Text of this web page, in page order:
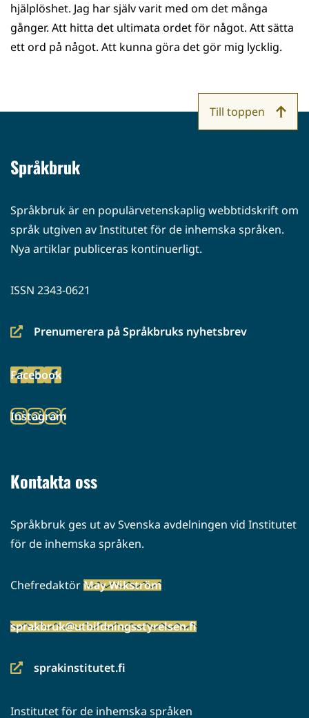
hjälplöshet. Jag har själv varit med om det många
gånger. Att hitta det ultimata ordet för något. Att sätta
ett ord på något. Att kunna göra det gör mig lycklig.
Språkbruk
Språkbruk är en populärvetenskaplig webbtidskrift om
språk utgiven av Institutet för de inhemska språken.
Nya artiklar publiceras kontinuerligt.
ISSN 2343-0621
Prenumerera på Språkbruks nyhetsbrev
(siirryt
palveluun)
Facebook
(siirryt
palveluun)
Instagram
(siirryt
Kontakta oss
Språkbruk ges ut av Svenska avdelningen vid Institutet
för de inhemska språken.
ChefredaktörMay Wikström
sprakbruk@utbildningsstyrelsen.fi
sprakinstitutet.fi
(siirryt
palveluun)
Institutet för de inhemska språken
Till toppen